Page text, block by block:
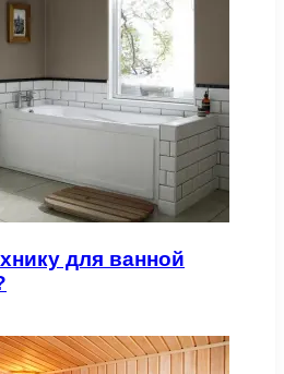
для ванной